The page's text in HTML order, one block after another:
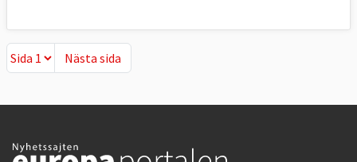
Nästa sida
Nästa sida